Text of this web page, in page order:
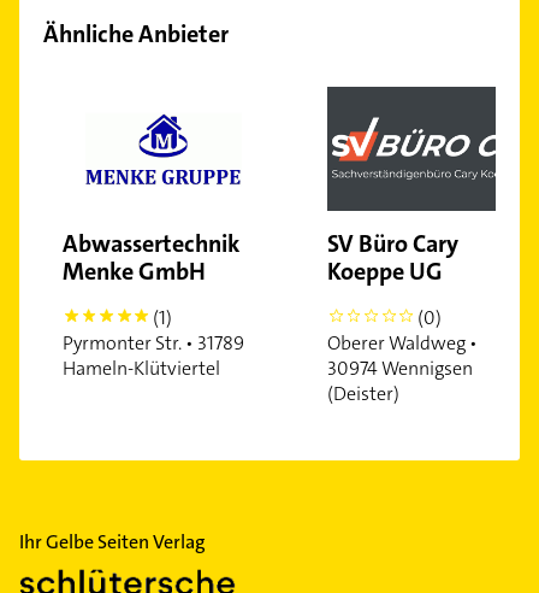
Ähnliche Anbieter
Abwassertechnik
Menke GmbH
5
(1)
Pyrmonter Str. • 31789
Hameln-Klütviertel
SV Büro Cary
Koeppe UG
0
(0)
Oberer Waldweg •
30974 Wennigsen
(Deister)
Ihr Gelbe Seiten Verlag